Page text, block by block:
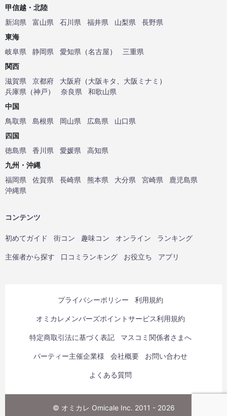
甲信越・北陸
新潟県
富山県 石川県 福井県 山梨県
長野県
東海
岐阜県
静岡県 愛知県 （名古屋）
三重県
関西
滋賀県
京都府 大阪府 （大阪キタ 大阪ミナミ ）
兵庫県 （神戸） 奈良県
和歌山県
中国
鳥取県
島根県 岡山県 広島県
山口県
四国
徳島県
香川県 愛媛県
高知県
九州・沖縄
福岡県
佐賀県 長崎県 熊本県 大分県 宮崎県
鹿児島県
沖縄県
コンテンツ
初めてガイド 街コン 趣味コン オンライン ランキング
主催者から探す 口コミランキング お役立ち アプリ
プライバシーポリシー 利用規約
オミカレメンバーズポイントサービス利用規約
特定商取引法に基づく表記 マスコミ関係者さまへ
パーティー主催企業様 会社概要 お問い合わせ
よくある質問
© オミカレ Omicale Inc. 2011 - 2026